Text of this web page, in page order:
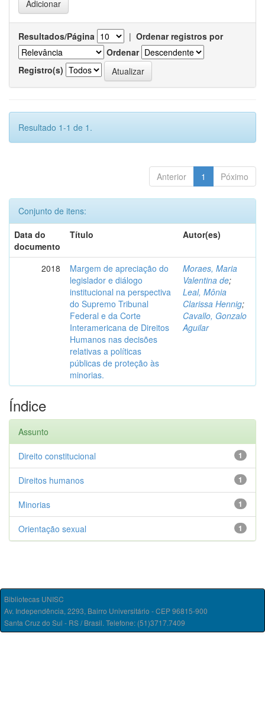
Resultados/Página | Ordenar registros por
Ordenar
Registro(s)
Resultado 1-1 de 1.
Anterior 1 Póximo
Conjunto de itens:
Data do
documento
Título Autor(es)
2018
Margem de apreciação do
legislador e diálogo
institucional na perspectiva
do Supremo Tribunal
Federal e da Corte
Interamericana de Direitos
Humanos nas decisões
relativas a políticas
públicas de proteção às
minorias.
Moraes, Maria
Valentina de;
Leal, Mônia
Clarissa Hennig;
Cavallo, Gonzalo
Aguilar
Índice
Assunto
1
Direito constitucional
1
Direitos humanos
1
Minorias
1
Orientação sexual
Bibliotecas UNISC
Av. Independência, 2293, Bairro Universitário - CEP 96815-900
Santa Cruz do Sul - RS / Brasil. Telefone: (51)3717.7409